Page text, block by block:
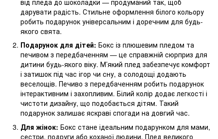
дарувати радість. Стильне оформлення білого кольору
робить подарунок універсальним і доречним для будь-
якого свята.
Подарунок для дітей: Бокс із плюшевим пледом та
печивом з передбаченням — це справжній сюрприз для
дитини будь-якого віку. М’який плед забезпечує комфорт
і затишок під час ігор чи сну, а солодощі додають
веселощів. Печиво з передбаченням робить подарунок
інтерактивним і захопливим. Білий колір додає легкості і
чистоти дизайну, що подобається дітям. Такий
подарунок залишає яскраві спогади на довгий час.
Для жінок: Бокс стане ідеальним подарунком для мами,
сестри, подруги або коханої людини. Плед великого